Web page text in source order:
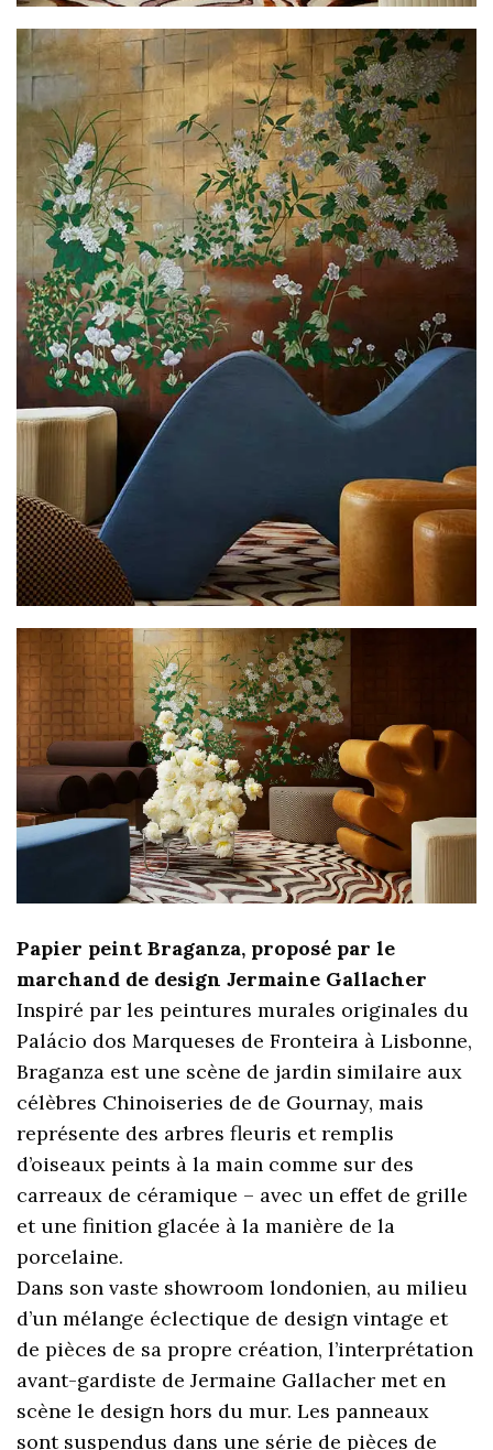
Papier peint Braganza, proposé par le
marchand de design Jermaine Gallacher
Inspiré par les peintures murales originales du
Palácio dos Marqueses de Fronteira à Lisbonne,
Braganza est une scène de jardin similaire aux
célèbres Chinoiseries de de Gournay, mais
représente des arbres fleuris et remplis
d’oiseaux peints à la main comme sur des
carreaux de céramique – avec un effet de grille
et une finition glacée à la manière de la
porcelaine.
Dans son vaste showroom londonien, au milieu
d’un mélange éclectique de design vintage et
de pièces de sa propre création, l’interprétation
avant-gardiste de Jermaine Gallacher met en
scène le design hors du mur. Les panneaux
sont suspendus dans une série de pièces de